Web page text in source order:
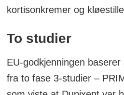
Dupixent er for tiden
alderspopulasjoner i mer
inkludert i Europa, USA
500 000 pasienter har
Dupixent globalt.
kortisonkremer og
To studier
EU-godkjenningen
fra to fase 3-studier –